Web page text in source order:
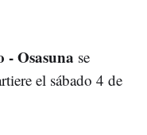
- Osasuna se
el sábado 4 de